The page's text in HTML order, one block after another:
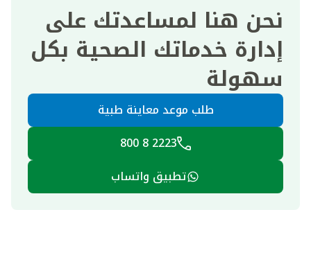
نحن هنا لمساعدتك على
إدارة خدماتك الصحية بكل
سهولة
طلب موعد معاينة طبية
2223 8 800
تطبيق واتساب